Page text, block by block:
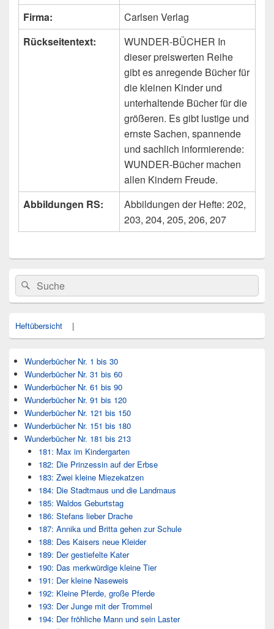
Firma:
Carlsen Verlag
Rückseitentext:
WUNDER-BÜCHER In
dieser preiswerten Reihe
gibt es anregende Bücher für
die kleinen Kinder und
unterhaltende Bücher für die
größeren. Es gibt lustige und
ernste Sachen, spannende
und sachlich informierende:
WUNDER-Bücher machen
allen Kindern Freude.
Abbildungen RS:
Abbildungen der Hefte: 202,
203, 204, 205, 206, 207
Primärer
Seitenleisten
Widget-
Bereich
Search
for:
Suche
Heftübersicht |
Wunderbücher Nr. 1 bis 30
Wunderbücher Nr. 31 bis 60
Wunderbücher Nr. 61 bis 90
Wunderbücher Nr. 91 bis 120
Wunderbücher Nr. 121 bis 150
Wunderbücher Nr. 151 bis 180
Wunderbücher Nr. 181 bis 213
181: Max im Kindergarten
182: Die Prinzessin auf der Erbse
183: Zwei kleine Miezekatzen
184: Die Stadtmaus und die Landmaus
185: Waldos Geburtstag
186: Stefans lieber Drache
187: Annika und Britta gehen zur Schule
188: Des Kaisers neue Kleider
189: Der gestiefelte Kater
190: Das merkwürdige kleine Tier
191: Der kleine Naseweis
192: Kleine Pferde, große Pferde
193: Der Junge mit der Trommel
194: Der fröhliche Mann und sein Laster